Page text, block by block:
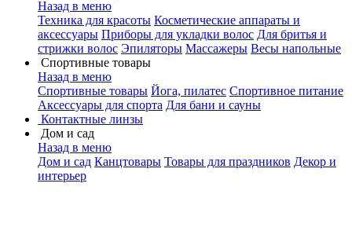
Назад в меню
Техника для красоты Косметические аппараты и
аксессуары Приборы для укладки волос Для бритья и
стрижки волос Эпиляторы Массажеры Весы напольные
Спортивные товары
Назад в меню
Спортивные товары Йога, пилатес Спортивное питание
Аксессуары для спорта Для бани и сауны
Контактные линзы
Дом и сад
Назад в меню
Дом и сад Канцтовары Товары для праздников Декор и
интерьер